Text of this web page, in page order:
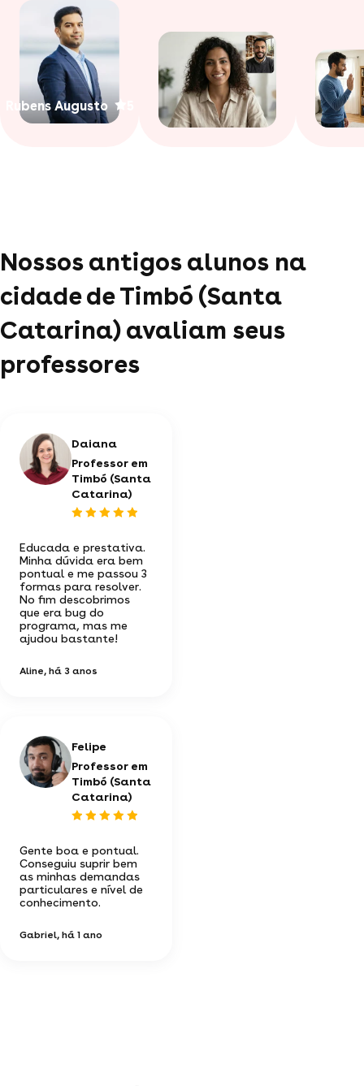
Rubens Augusto
Nossos antigos alunos na
cidade de Timbó (Santa
Catarina) avaliam seus
professores
Daiana
Professor em
Timbó (Santa
Catarina)
Educada e prestativa.
Minha dúvida era bem
pontual e me passou 3
formas para resolver.
No fim descobrimos
que era bug do
programa, mas me
ajudou bastante!
Aline, há 3 anos
Felipe
Professor em
Timbó (Santa
Catarina)
Gente boa e pontual.
Conseguiu suprir bem
as minhas demandas
particulares e nível de
conhecimento.
Gabriel, há 1 ano